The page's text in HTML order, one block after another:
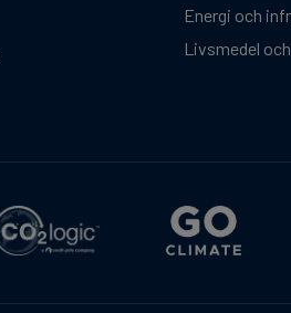
Energi och
Livsmedel